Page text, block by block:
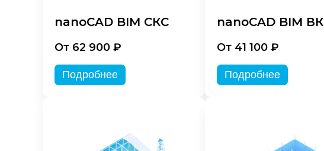
nanoCAD BIM СКС
От 62 900 ₽
Подробнее
nanoCAD BIM ВК
От 41 100 ₽
Подробнее